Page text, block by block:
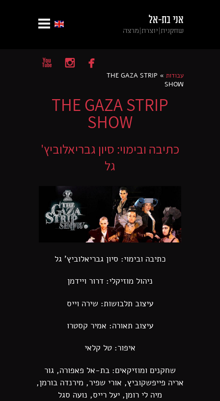
אני בת-אל
שחקנית|יוצרת|מרצה



עבודות »
THE GAZA STRIP
SHOW
THE GAZA STRIP
SHOW
כתיבה ובימוי: סיון גבריאלוביץ'
גל
כתיבה ובימוי: סיון גבריאלוביץ' גל
ניהול מוזיקלי: דרור ויידמן
עיצוב תלבושות: שירה וייס
עיצוב תאורה: אמיר קסטרו
איפור: טל קלאי
שחקנים ומוזיקאים: בת-אל פאפורה, גור
אריה פייפשקוביץ, אורי שפיר, מירנדה בורמן,
מיה לי רומן, יעל רייס, נועה סגל